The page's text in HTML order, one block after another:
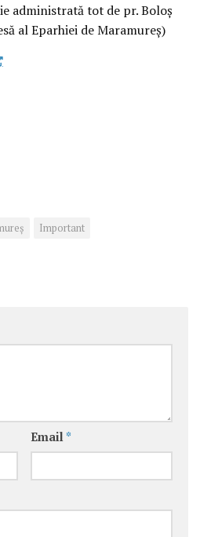
administrată tot de pr. Boloș
al Eparhiei de Maramureș)
Important
Email *